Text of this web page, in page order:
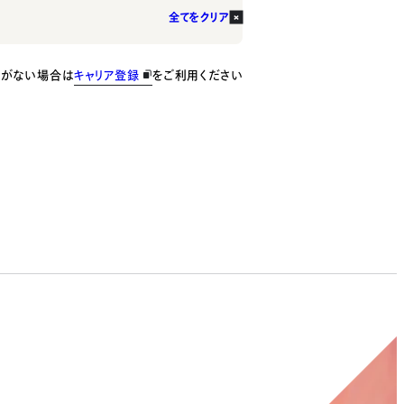
全てをクリア
ない場合はキャリア登録 をご利用ください